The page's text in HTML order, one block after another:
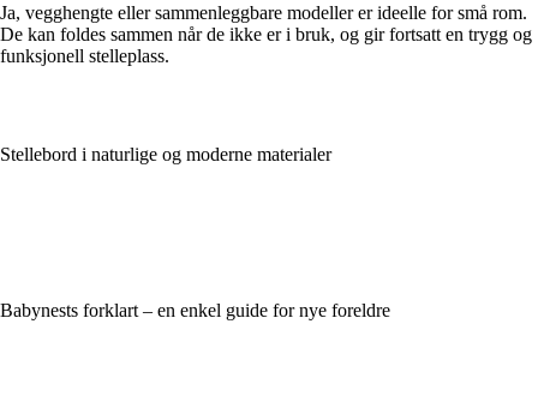
Ja, vegghengte eller sammenleggbare modeller er ideelle for små rom.
De kan foldes sammen når de ikke er i bruk, og gir fortsatt en trygg og
funksjonell stelleplass.
Stellebord i naturlige og moderne materialer
Babynests forklart – en enkel guide for nye foreldre